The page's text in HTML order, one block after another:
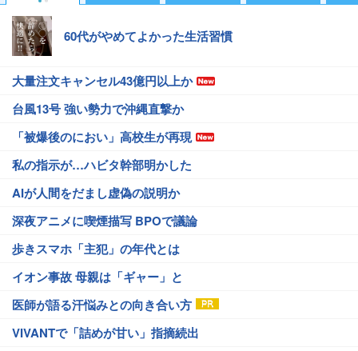
60代がやめてよかった生活習慣
大量注文キャンセル43億円以上か
台風13号 強い勢力で沖縄直撃か
「被爆後のにおい」高校生が再現
私の指示が…ハビタ幹部明かした
AIが人間をだまし虚偽の説明か
深夜アニメに喫煙描写 BPOで議論
歩きスマホ「主犯」の年代とは
イオン事故 母親は「ギャー」と
医師が語る汗悩みとの向き合い方
VIVANTで「詰めが甘い」指摘続出